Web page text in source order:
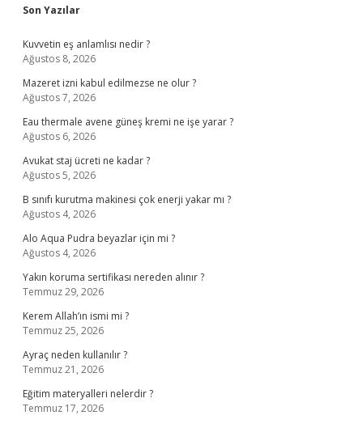
Sidebar
Son Yazılar
Kuvvetin eş anlamlısı nedir ?
Ağustos 8, 2026
Mazeret izni kabul edilmezse ne olur ?
Ağustos 7, 2026
Eau thermale avene güneş kremi ne işe yarar ?
Ağustos 6, 2026
Avukat staj ücreti ne kadar ?
Ağustos 5, 2026
B sınıfı kurutma makinesi çok enerji yakar mı ?
Ağustos 4, 2026
Alo Aqua Pudra beyazlar için mi ?
Ağustos 4, 2026
Yakın koruma sertifikası nereden alınır ?
Temmuz 29, 2026
Kerem Allah’ın ismi mi ?
Temmuz 25, 2026
Ayraç neden kullanılır ?
Temmuz 21, 2026
Eğitim materyalleri nelerdir ?
Temmuz 17, 2026